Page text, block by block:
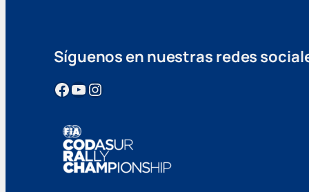
Síguenos en nuestras redes
Facebook YouTube Instagram